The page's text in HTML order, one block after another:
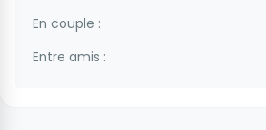
En couple :
Entre amis :